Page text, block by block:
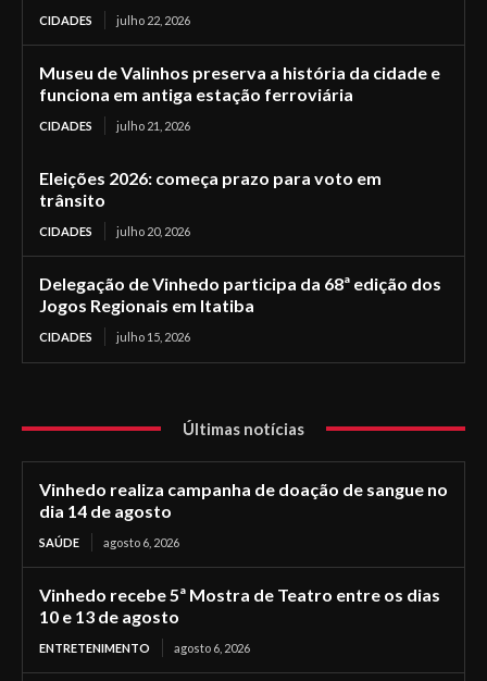
CIDADES julho 22, 2026
Museu de Valinhos preserva a história da cidade e
funciona em antiga estação ferroviária
CIDADES julho 21, 2026
Eleições 2026: começa prazo para voto em
trânsito
CIDADES julho 20, 2026
Delegação de Vinhedo participa da 68ª edição dos
Jogos Regionais em Itatiba
CIDADES julho 15, 2026
Últimas notícias
Vinhedo realiza campanha de doação de sangue no
dia 14 de agosto
SAÚDE agosto 6, 2026
Vinhedo recebe 5ª Mostra de Teatro entre os dias
10 e 13 de agosto
ENTRETENIMENTO agosto 6, 2026